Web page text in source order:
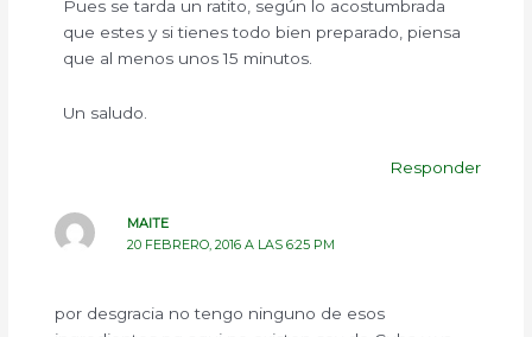
Pues se tarda un ratito, según lo acostumbrada
que estes y si tienes todo bien preparado, piensa
que al menos unos 15 minutos.
Un saludo.
Responder
MAITE
20 FEBRERO, 2016 A LAS 6:25 PM
por desgracia no tengo ninguno de esos